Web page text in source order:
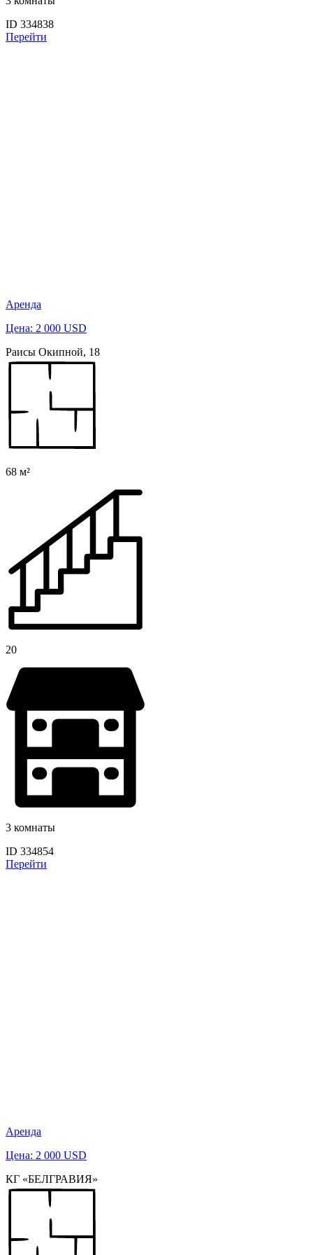
ID 334838
Перейти
Аренда
Цена: 2 000 USD
Раисы Окипной, 18
68 м²
20
3 комнаты
ID 334854
Перейти
Аренда
Цена: 2 000 USD
КГ «БЕЛГРАВИЯ»